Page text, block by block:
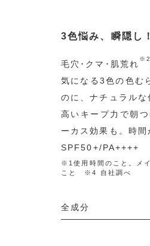
3色悩み、瞬隠し
毛穴･クマ･肌荒れ
※2
気になる3色の色む
のに、ナチュラルな
高いキープ力で朝
ーカス効果も。時間
SPF50+/PA++++
※1使用時間のこと。メ
こと ※4 自社調べ
全成分